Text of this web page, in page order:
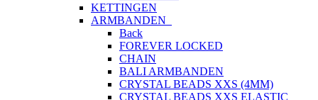
KETTINGEN
ARMBANDEN
Back
FOREVER LOCKED
CHAIN
BALI ARMBANDEN
CRYSTAL BEADS XXS (4MM)
CRYSTAL BEADS XXS ELASTIC